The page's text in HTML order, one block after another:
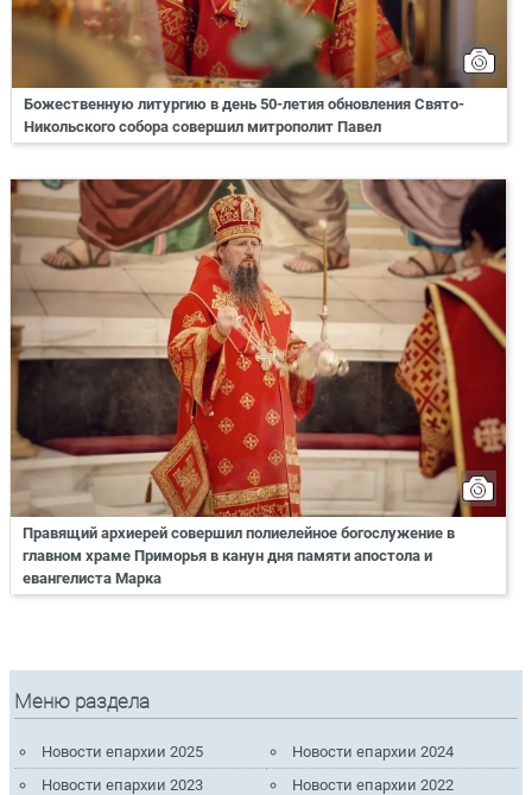
Божественную литургию в день 50-летия обновления Свято-
Никольского собора совершил митрополит Павел
Правящий архиерей совершил полиелейное богослужение в
главном храме Приморья в канун дня памяти апостола и
евангелиста Марка
Меню раздела
Новости епархии 2025
Новости епархии 2024
Новости епархии 2023
Новости епархии 2022